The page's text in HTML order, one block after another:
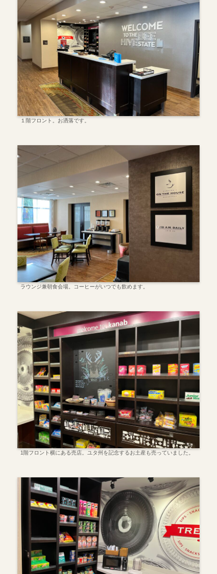
１階フロント。お洒落です。
ラウンジ兼朝食会場。コーヒーがいつでも飲めます。
1階フロント横にある売店。ユタ州を記念するお土産も売っていました。